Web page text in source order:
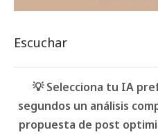
Escuchar
💡 Selecciona tu IA
segundos un análisis
propuesta de post